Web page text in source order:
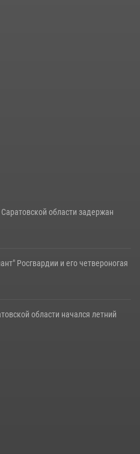
и ветеран
урок мужества для
области задержан
Росгвардии и его четвероногая
области начался летний